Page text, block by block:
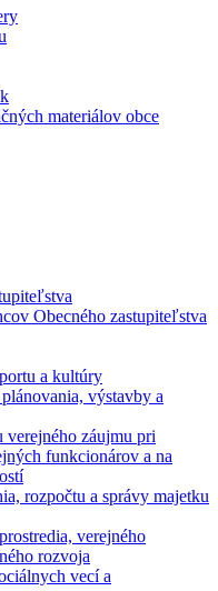
materiálov obce
Obecného zastupiteľstva
a kultúry
výstavby a
verejného záujmu pri
funkcionárov a na
rozpočtu a správy majetku
verejného
rozvoja
vecí a